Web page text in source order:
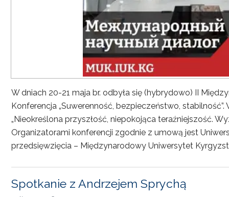
W dniach 20-21 maja br. odbyła się (hybrydowo) II
Konferencja „Suwerenność, bezpieczeństwo,
„Nieokreślona przyszłość, niepokojąca teraźniejszość.
Organizatorami konferencji zgodnie z umową jest
przedsięwzięcia – Międzynarodowy Uniwersytet
Spotkanie z Andrzejem Sprychą